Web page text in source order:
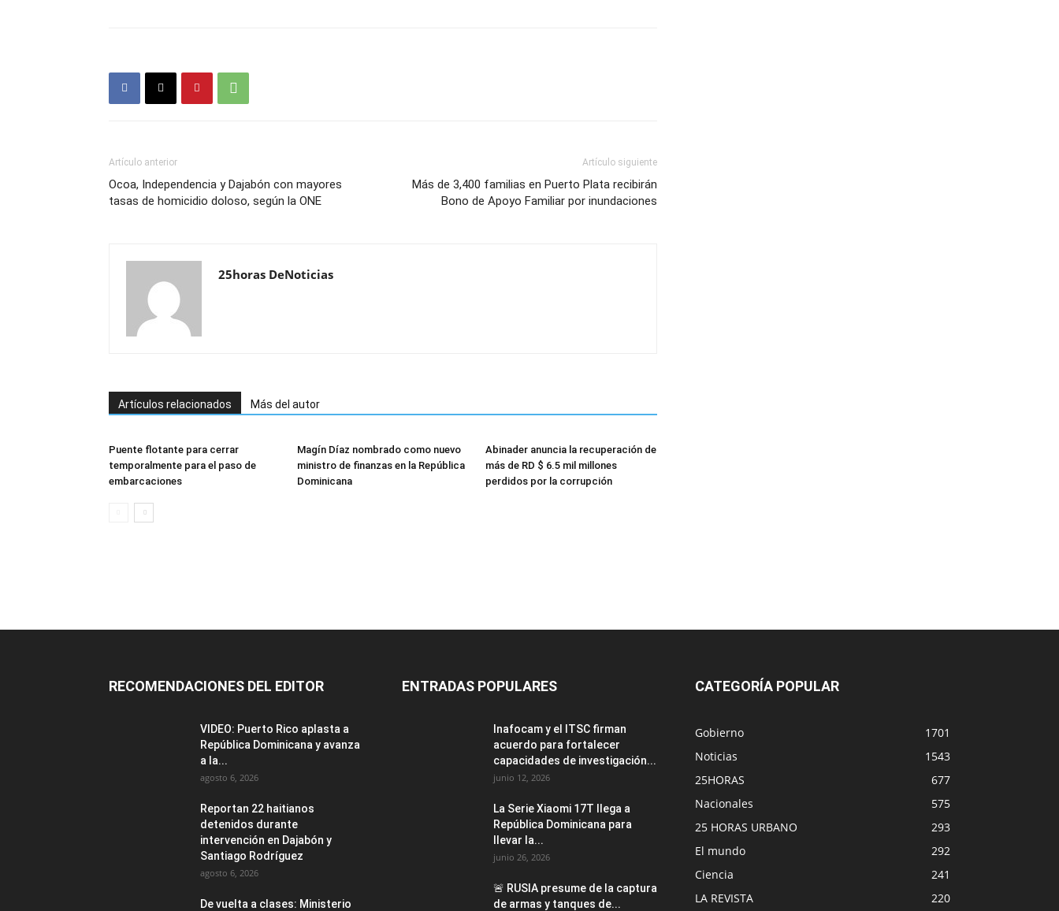
Artículo anterior
Ocoa, Independencia y Dajabón con mayores
tasas de homicidio doloso, según la ONE
Artículo siguiente
Más de 3,400 familias en Puerto Plata recibirán
Bono de Apoyo Familiar por inundaciones
25horas DeNoticias
Artículos relacionados Más del autor
Puente flotante para cerrar
temporalmente para el paso de
embarcaciones
Magín Díaz nombrado como nuevo
ministro de finanzas en la República
Dominicana
Abinader anuncia la recuperación de
más de RD $ 6.5 mil millones
perdidos por la corrupción
RECOMENDACIONES DEL EDITOR
VIDEO: Puerto Rico aplasta a
República Dominicana y avanza
a la...
agosto 6, 2026
Reportan 22 haitianos
detenidos durante
intervención en Dajabón y
Santiago Rodríguez
agosto 6, 2026
De vuelta a clases: Ministerio
ENTRADAS POPULARES
Inafocam y el ITSC firman
acuerdo para fortalecer
capacidades de investigación...
junio 12, 2026
La Serie Xiaomi 17T llega a
República Dominicana para
llevar la...
junio 26, 2026
🚨 RUSIA presume de la captura
de armas y tanques de...
CATEGORÍA POPULAR
Gobierno
1701
Noticias
1543
25HORAS
677
Nacionales
575
25 HORAS URBANO
293
El mundo
292
Ciencia
241
LA REVISTA
220